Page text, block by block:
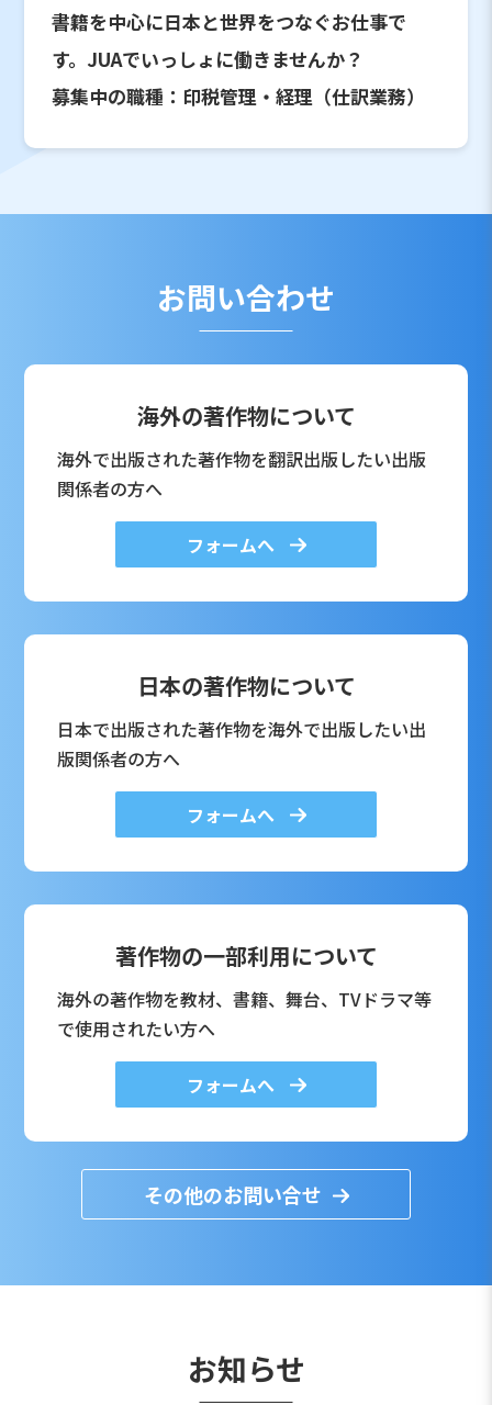
書籍を中心に日本と世界をつなぐお仕事で
す。JUAでいっしょに働きませんか？
募集中の職種：印税管理・経理（仕訳業務）
お問い合わせ
海外の著作物について
海外で出版された著作物を翻訳出版したい出版
関係者の方へ
フォームへ
日本の著作物について
日本で出版された著作物を海外で出版したい出
版関係者の方へ
フォームへ
著作物の一部利用について
海外の著作物を教材、書籍、舞台、TVドラマ等
で使用されたい方へ
フォームへ
その他のお問い合せ
お知らせ